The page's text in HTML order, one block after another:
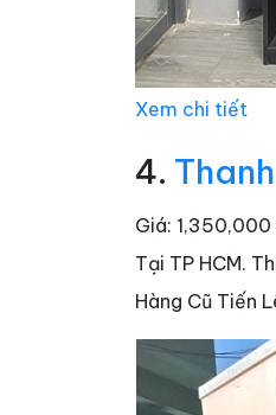
Xem chi tiết
4.
Giá: 1,350,000
Tại TP HCM.
Hàng Cũ Tiến